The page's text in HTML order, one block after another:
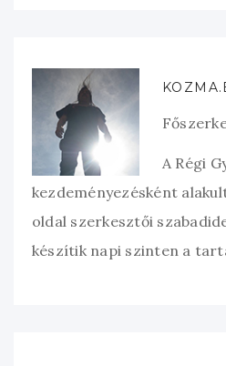
A Régi
kezdeményezésként
oldal szerkesztői
készítik napi szinten a